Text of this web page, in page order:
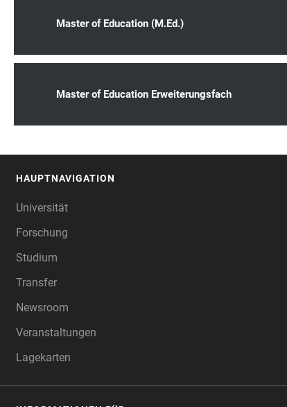
Master of Education (M.Ed.)
Master of Education Erweiterungsfach
HAUPTNAVIGATION
Universität
Forschung
Studium
Transfer
Newsroom
Veranstaltungen
Lagekarten